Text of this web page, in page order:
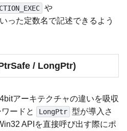
や
った定数名で記述できるよう
/ LongPtr)
アーキテクチャの違いを吸収
ードと LongPtr 型が導入さ
APIを直接呼び出す際にポ